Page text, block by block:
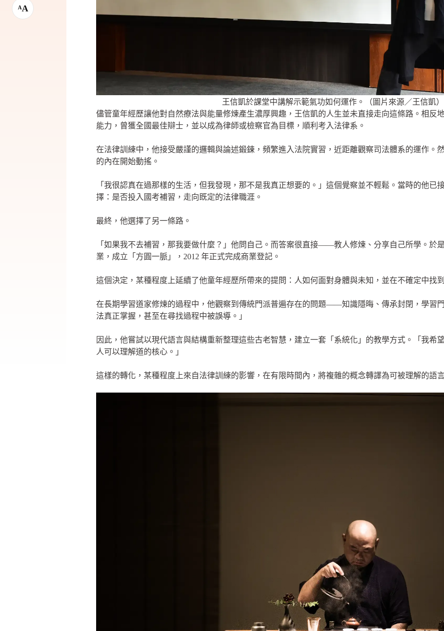
王信凱於課堂中講解示範氣功如何運作。（圖片來源／王信凱）
儘管童年經歷讓他對自然療法與能量修煉產生濃厚興趣，王信凱的人生並未直接走向這條路。相反
能力，曾獲全國最佳辯士，並以成為律師或檢察官為目標，順利考入法律系。
在法律訓練中，他接受嚴謹的邏輯與論述鍛鍊，頻繁進入法院實習，近距離觀察司法體系的運作。
的內在開始動搖。
「我很認真在過那樣的生活，但我發現，那不是我真正想要的。」這個覺察並不輕鬆。當時的他已
擇：是否投入國考補習，走向既定的法律職涯。
最終，他選擇了另一條路。
「如果我不去補習，那我要做什麼？」他問自己。而答案很直接——教人修煉、分享自己所學。於
業，成立「方圓一脈」，2012 年正式完成商業登記。
這個決定，某種程度上延續了他童年經歷所帶來的提問：人如何面對身體與未知，並在不確定中找
在長期學習道家修煉的過程中，他觀察到傳統門派普遍存在的問題——知識隱晦、傳承封閉，學習
法真正掌握，甚至在尋找過程中被誤導。」
因此，他嘗試以現代語言與結構重新整理這些古老智慧，建立一套「系統化」的教學方式。「我希
人可以理解道的核心。」
這樣的轉化，某種程度上來自法律訓練的影響，在有限時間內，將複雜的概念轉譯為可被理解的語
AA